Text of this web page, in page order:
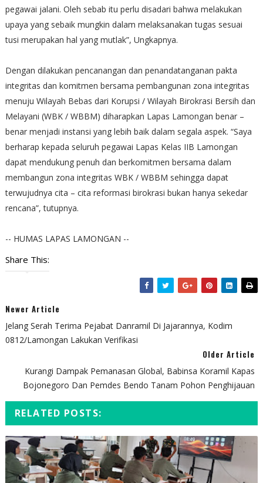
pegawai jalani. Oleh sebab itu perlu disadari bahwa melakukan
upaya yang sebaik mungkin dalam melaksanakan tugas sesuai
tusi merupakan hal yang mutlak”, Ungkapnya.
Dengan dilakukan pencanangan dan penandatanganan pakta
integritas dan komitmen bersama pembangunan zona integritas
menuju Wilayah Bebas dari Korupsi / Wilayah Birokrasi Bersih dan
Melayani (WBK / WBBM) diharapkan Lapas Lamongan benar –
benar menjadi instansi yang lebih baik dalam segala aspek. “Saya
berharap kepada seluruh pegawai Lapas Kelas IIB Lamongan
dapat mendukung penuh dan berkomitmen bersama dalam
membangun zona integritas WBK / WBBM sehingga dapat
terwujudnya cita – cita reformasi birokrasi bukan hanya sekedar
rencana”, tutupnya.
-- HUMAS LAPAS LAMONGAN --
Share This:
Newer Article
Jelang Serah Terima Pejabat Danramil Di Jajarannya, Kodim
0812/Lamongan Lakukan Verifikasi
Older Article
Kurangi Dampak Pemanasan Global, Babinsa Koramil Kapas
Bojonegoro Dan Pemdes Bendo Tanam Pohon Penghijauan
RELATED POSTS: